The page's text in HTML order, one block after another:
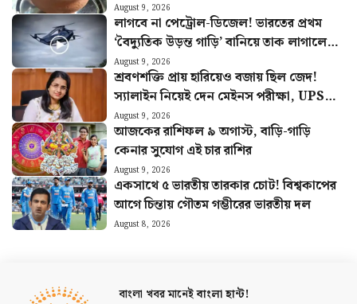
August 9, 2026
লাগবে না পেট্রোল-ডিজেল! ভারতের প্রথম
‘বৈদ্যুতিক উড়ন্ত গাড়ি’ বানিয়ে তাক লাগালেন
উত্তরাখণ্ডের রবি
August 9, 2026
শ্রবণশক্তি প্রায় হারিয়েও বজায় ছিল জেদ!
স্যালাইন নিয়েই দেন মেইনস পরীক্ষা, UPSC-
তে বাজিমাত সৌম্যার
August 9, 2026
আজকের রাশিফল ৯ অগাস্ট, বাড়ি-গাড়ি
কেনার সুযোগ এই চার রাশির
August 9, 2026
একসাথে ৫ ভারতীয় তারকার চোট! বিশ্বকাপের
আগে চিন্তায় গৌতম গম্ভীরের ভারতীয় দল
August 8, 2026
বাংলা খবর মানেইবাংলা হান্ট!